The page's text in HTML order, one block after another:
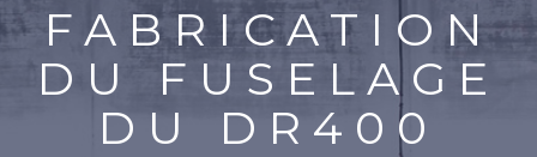
FABRICATION
DU FUSELAGE
DU DR400